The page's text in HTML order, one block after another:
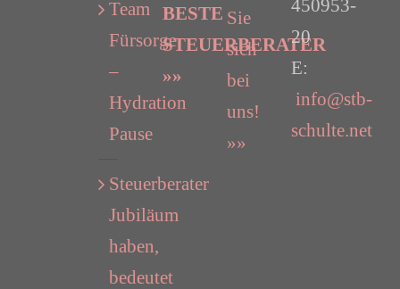
Team
Fürsorge
–
Hydration
Pause
Steuerberater
Jubiläum
haben,
bedeutet
BESTE
STEUERBERATER
»»
Sie
sich
bei
uns!
»»
450953-
20
E:
info@stb-
schulte.net